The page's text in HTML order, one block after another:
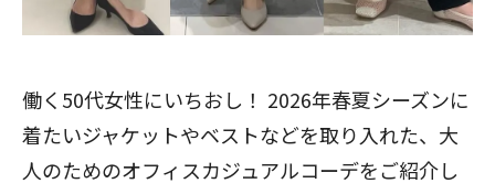
働く50代女性にいちおし！ 2026年春夏シーズンに
着たいジャケットやベストなどを取り入れた、大
人のためのオフィスカジュアルコーデをご紹介し